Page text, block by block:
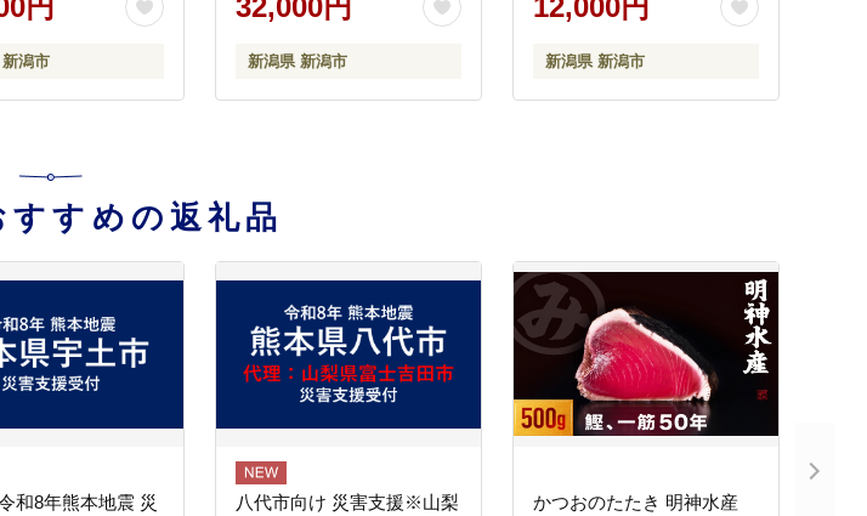
円
潟市
32,000円
新潟県 新潟市
12,000円
新潟県 新潟市
すめの返礼品
和8年熊本地震 災
八代市向け 災害支援※山梨
かつおのたたき 明神水産